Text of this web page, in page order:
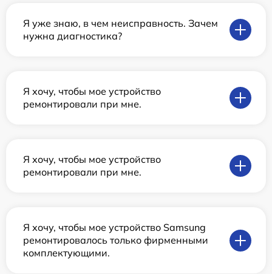
Я уже знаю, в чем неисправность. Зачем
нужна диагностика?
Я хочу, чтобы мое устройство
ремонтировали при мне.
Я хочу, чтобы мое устройство
ремонтировали при мне.
Я хочу, чтобы мое устройство Samsung
ремонтировалось только фирменными
комплектующими.